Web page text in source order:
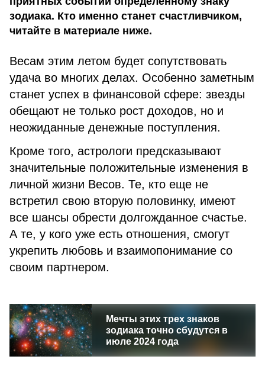
зодиака. Кто именно станет счастливчиком,
читайте в материале ниже.
Весам этим летом будет сопутствовать
удача во многих делах. Особенно заметным
станет успех в финансовой сфере: звезды
обещают не только рост доходов, но и
неожиданные денежные поступления.
Кроме того, астрологи предсказывают
значительные положительные изменения в
личной жизни Весов. Те, кто еще не
встретил свою вторую половинку, имеют
все шансы обрести долгожданное счастье.
А те, у кого уже есть отношения, смогут
укрепить любовь и взаимопонимание со
своим партнером.
Мечты этих трех знаков
зодиака точно сбудутся в
июле 2024 года